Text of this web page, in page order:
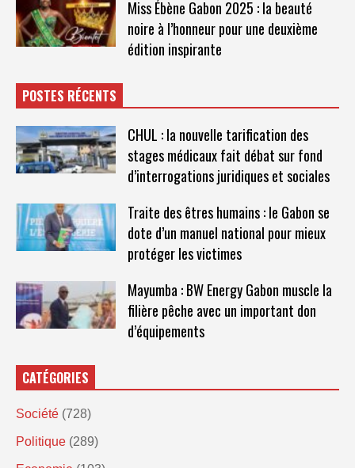
Miss Ébène Gabon 2025 : la beauté
noire à l’honneur pour une deuxième
édition inspirante
POSTES RÉCENTS
CHUL : la nouvelle tarification des
stages médicaux fait débat sur fond
d’interrogations juridiques et sociales
Traite des êtres humains : le Gabon se
dote d’un manuel national pour mieux
protéger les victimes
Mayumba : BW Energy Gabon muscle la
filière pêche avec un important don
d’équipements
CATÉGORIES
Société (728)
Politique (289)